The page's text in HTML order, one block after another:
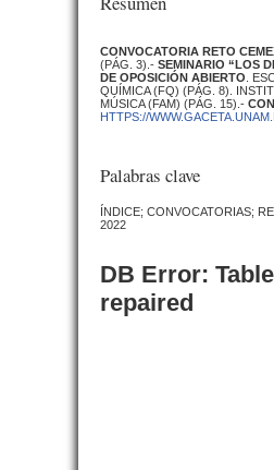
CONVOCATORIA RETO
(PÁG. 3).- SEMINARIO “LOS
DE OPOSICIÓN ABIERTO.
QUÍMICA (FQ) (PÁG. 8).
MÚSICA (FAM) (PÁG. 15).-
HTTPS://
Palabras clave
ÍNDICE; CONVOCATORIAS;
2022
DB Error:
repaired